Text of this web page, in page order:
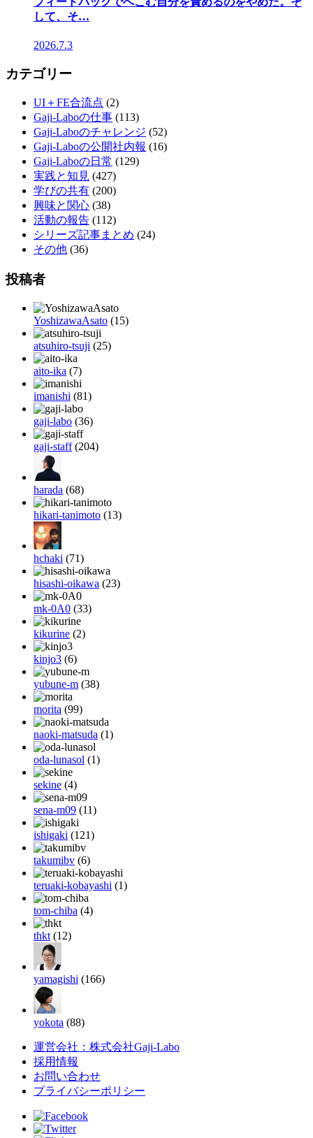
して、そ…
2026.7.3
カテゴリー
UI＋FE合流点 (2)
Gaji-Laboの仕事 (113)
Gaji-Laboのチャレンジ (52)
Gaji-Laboの公開社内報 (16)
Gaji-Laboの日常 (129)
実践と知見 (427)
学びの共有 (200)
興味と関心 (38)
活動の報告 (112)
シリーズ記事まとめ (24)
その他 (36)
投稿者
YoshizawaAsato (15)
atsuhiro-tsuji (25)
aito-ika (7)
imanishi (81)
gaji-labo (36)
gaji-staff(204)
harada (68)
hikari-tanimoto (13)
hchaki (71)
hisashi-oikawa (23)
mk-0A0 (33)
kikurine (2)
kinjo3 (6)
yubune-m (38)
morita (99)
naoki-matsuda (1)
oda-lunasol (1)
sekine (4)
sena-m09 (11)
ishigaki (121)
takumibv (6)
teruaki-kobayashi (1)
tom-chiba (4)
thkt (12)
yamagishi (166)
yokota (88)
運営会社：株式会社Gaji-Labo
採用情報
お問い合わせ
プライバシーポリシー